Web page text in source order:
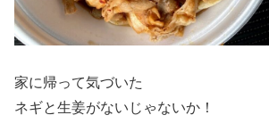
家に帰って気づいた
ネギと生姜がないじゃないか！